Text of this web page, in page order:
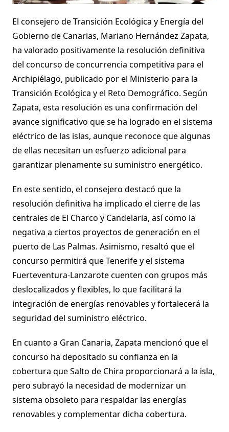
El consejero de Transición Ecológica y Energía del
Gobierno de Canarias, Mariano Hernández Zapata,
ha valorado positivamente la resolución definitiva
del concurso de concurrencia competitiva para el
Archipiélago, publicado por el Ministerio para la
Transición Ecológica y el Reto Demográfico. Según
Zapata, esta resolución es una confirmación del
avance significativo que se ha logrado en el sistema
eléctrico de las islas, aunque reconoce que algunas
de ellas necesitan un esfuerzo adicional para
garantizar plenamente su suministro energético.
En este sentido, el consejero destacó que la
resolución definitiva ha implicado el cierre de las
centrales de El Charco y Candelaria, así como la
negativa a ciertos proyectos de generación en el
puerto de Las Palmas. Asimismo, resaltó que el
concurso permitirá que Tenerife y el sistema
Fuerteventura-Lanzarote cuenten con grupos más
deslocalizados y flexibles, lo que facilitará la
integración de energías renovables y fortalecerá la
seguridad del suministro eléctrico.
En cuanto a Gran Canaria, Zapata mencionó que el
concurso ha depositado su confianza en la
cobertura que Salto de Chira proporcionará a la isla,
pero subrayó la necesidad de modernizar un
sistema obsoleto para respaldar las energías
renovables y complementar dicha cobertura.